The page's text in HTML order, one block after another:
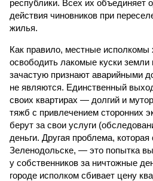
республики. Всех их объединяет
действия чиновников при
жилья.
Как правило, местные исполкомы
освободить лакомые куски земли
зачастую признают аварийными
не являются. Единственный
своих квартирах — долгий и
тяжб с привлечением сторонних
берут за свои услуги
деньги. Другая проблема,
Зеленодольске, — это попытка
у собственников за ничтожные
городе исполком сбивает цену